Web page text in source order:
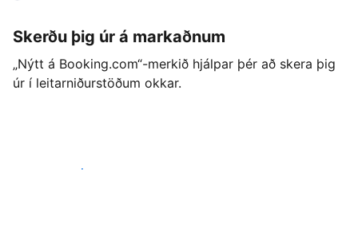
Skerðu þig úr á markaðnum
„Nýtt á Booking.com“-merkið hjálpar þér að skera þig
úr í leitarniðurstöðum okkar.
Byrjaðu strax í dag